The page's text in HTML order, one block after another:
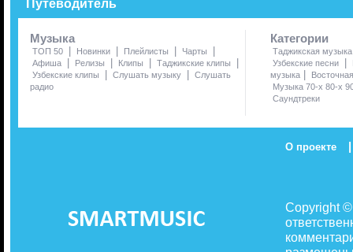
Путеводитель
Музыка
ТОП 50 Новинки Плейлисты Чарты
Афиша Релизы Клипы Таджикские клипы
Узбекские клипы Слушать музыку
Слушать
радио
Категории
Таджикская музыка
Узбекские песни
музыка
Музыка 70-х 80-х
Саундтреки
О проекте |
Copyright